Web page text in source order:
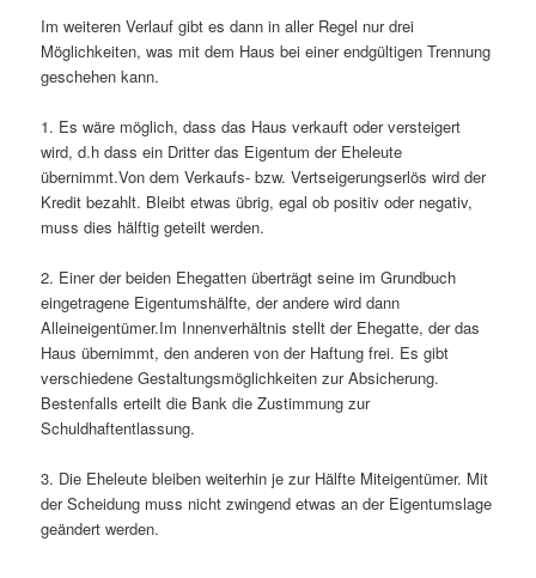
Im weiteren Verlauf gibt es dann in aller Regel nur drei
Möglichkeiten, was mit dem Haus bei einer endgültigen Trennung
geschehen kann.
1. Es wäre möglich, dass das Haus verkauft oder versteigert
wird, d.h dass ein Dritter das Eigentum der Eheleute
übernimmt.Von dem Verkaufs- bzw. Vertseigerungserlös wird der
Kredit bezahlt. Bleibt etwas übrig, egal ob positiv oder negativ,
muss dies hälftig geteilt werden.
2. Einer der beiden Ehegatten überträgt seine im Grundbuch
eingetragene Eigentumshälfte, der andere wird dann
Alleineigentümer.Im Innenverhältnis stellt der Ehegatte, der das
Haus übernimmt, den anderen von der Haftung frei. Es gibt
verschiedene Gestaltungsmöglichkeiten zur Absicherung.
Bestenfalls erteilt die Bank die Zustimmung zur
Schuldhaftentlassung.
3. Die Eheleute bleiben weiterhin je zur Hälfte Miteigentümer. Mit
der Scheidung muss nicht zwingend etwas an der Eigentumslage
geändert werden.